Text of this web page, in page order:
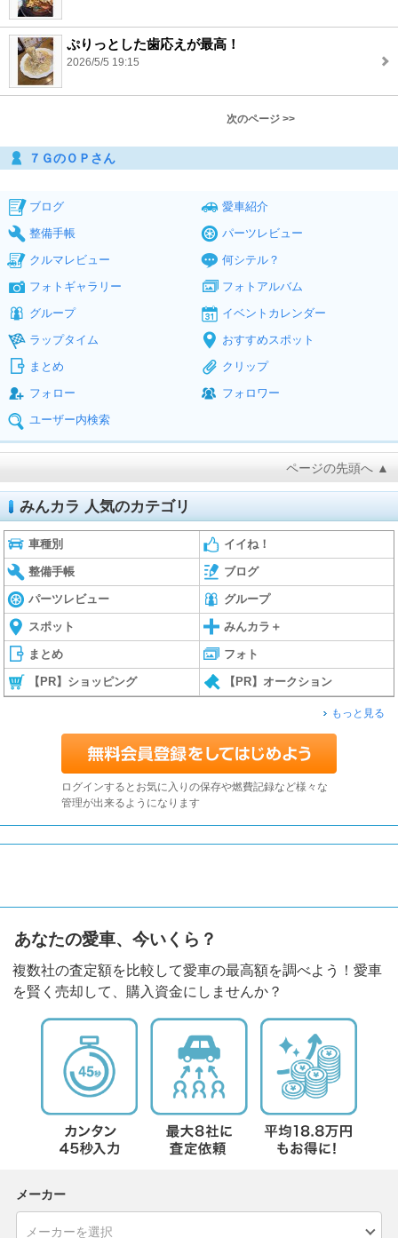
ぷりっとした歯応えが最高！
2026/5/5 19:15
次のページ >>
７ＧのＯＰさん
ブログ
愛車紹介
整備手帳
パーツレビュー
クルマレビュー
何シテル？
フォトギャラリー
フォトアルバム
グループ
イベントカレンダー
ラップタイム
おすすめスポット
まとめ
クリップ
フォロー
フォロワー
ユーザー内検索
ページの先頭へ ▲
みんカラ 人気のカテゴリ
車種別 イイね！
整備手帳 ブログ
パーツレビュー グループ
スポット みんカラ＋
まとめ フォト
【PR】ショッピング 【PR】オークション
もっと見る
ログインするとお気に入りの保存や燃費記録など様々な
管理が出来るようになります
あなたの愛車、今いくら？
複数社の査定額を比較して愛車の最高額を調べよう！愛車
を賢く売却して、購入資金にしませんか？
メーカー